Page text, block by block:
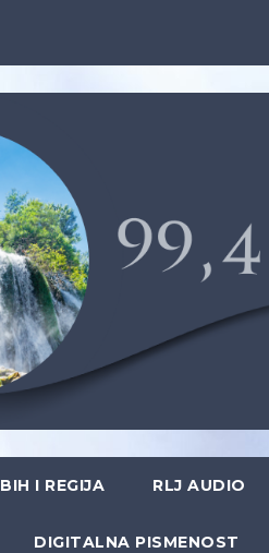
BIH I REGIJA RLJ AUDIO
DIGITALNA PISMENOST